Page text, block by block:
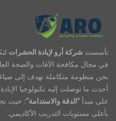
تأسست شركة أرو لإبادة الحشرات
في مجال مكافحة الآفات والصحة
نحن منظومة متكاملة تهدف إلى
أحدث ما توصلت إليه تكنولوجيا
على مبدأ “الدقة والاستدامة”؛ حيث
بأعلى مستويات التدريب الأكاديمي.